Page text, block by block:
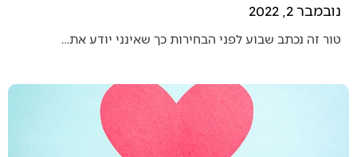
נובמבר 2, 2022
טור זה נכתב שבוע לפני הבחירות כך שאינני יודע את…